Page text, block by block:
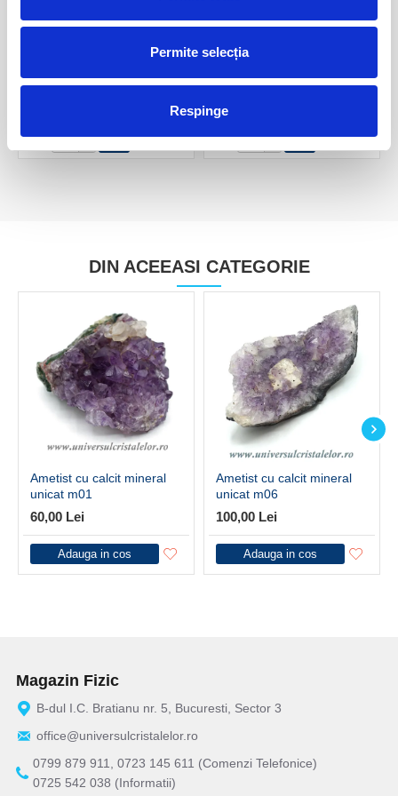
Permite selecția
Respinge
Calcit portocaliu
Calcit portocaliu
DIN ACEEASI CATEGORIE
Ametist cu calcit mineral
unicat m01
60,00 Lei
Adauga in cos
Ametist cu calcit mineral
unicat m06
100,00 Lei
Adauga in cos
Magazin Fizic
B-dul I.C. Bratianu nr. 5, Bucuresti, Sector 3
office@universulcristalelor.ro
0799 879 911, 0723 145 611 (Comenzi Telefonice)
0725 542 038 (Informatii)